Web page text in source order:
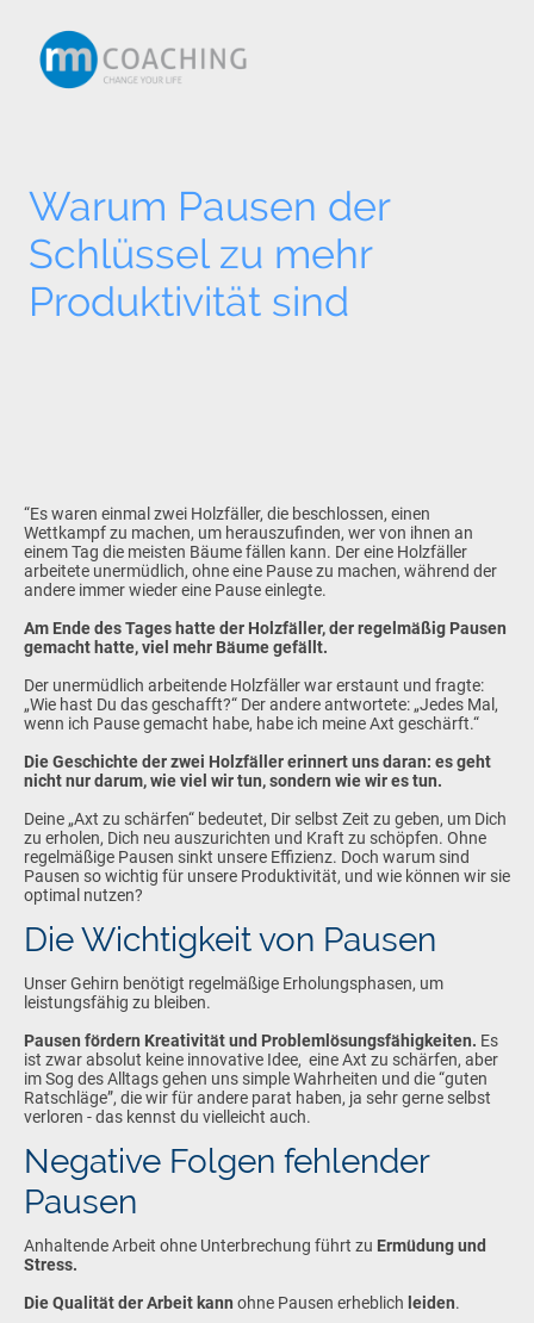
Warum Pausen der
Schlüssel zu mehr
Produktivität sind
“Es waren einmal zwei Holzfäller, die beschlossen, einen
Wettkampf zu machen, um herauszufinden, wer von ihnen an
einem Tag die meisten Bäume fällen kann. Der eine Holzfäller
arbeitete unermüdlich, ohne eine Pause zu machen, während der
andere immer wieder eine Pause einlegte.
Am Ende des Tages hatte der Holzfäller, der regelmäßig Pausen
gemacht hatte, viel mehr Bäume gefällt.
Der unermüdlich arbeitende Holzfäller war erstaunt und fragte:
„Wie hast Du das geschafft?“ Der andere antwortete: „Jedes Mal,
wenn ich Pause gemacht habe, habe ich meine Axt geschärft.“
Die Geschichte der zwei Holzfäller erinnert uns daran: es geht
nicht nur darum, wie viel wir tun, sondern wie wir es tun.
Deine „Axt zu schärfen“ bedeutet, Dir selbst Zeit zu geben, um Dich
zu erholen, Dich neu auszurichten und Kraft zu schöpfen. Ohne
regelmäßige Pausen sinkt unsere Effizienz. Doch warum sind
Pausen so wichtig für unsere Produktivität, und wie können wir sie
optimal nutzen?
Die Wichtigkeit von Pausen
Unser Gehirn benötigt regelmäßige Erholungsphasen, um
leistungsfähig zu bleiben.
Pausen fördern Kreativität und Problemlösungsfähigkeiten. Es
ist zwar absolut keine innovative Idee, eine Axt zu schärfen, aber
im Sog des Alltags gehen uns simple Wahrheiten und die “guten
Ratschläge”, die wir für andere parat haben, ja sehr gerne selbst
verloren - das kennst du vielleicht auch.
Negative Folgen fehlender
Pausen
Anhaltende Arbeit ohne Unterbrechung führt zu Ermüdung und
Stress.
Die Qualität der Arbeit kann ohne Pausen erheblich leiden.